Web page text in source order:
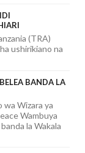
(TRA)
ushirikiano na
BANDA LA
wa Wizara ya
Wambuya
la Wakala